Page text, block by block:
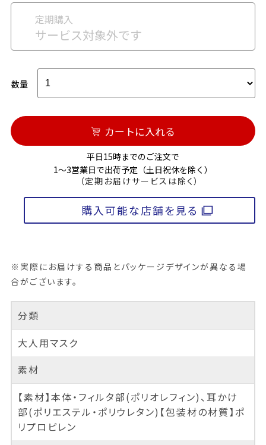
定期購入
サービス対象外です
数量
カートに入れる
平日15時までのご注文で
1～3営業日で出荷予定（土日祝休を除く）
（定期お届けサービスは除く）
購入可能な店舗を見る
※実際にお届けする商品とパッケージデザインが異なる場
合がございます。
分類
大人用マスク
素材
【素材】本体・フィルタ部(ポリオレフィン)、耳かけ
部(ポリエステル・ポリウレタン)【包装材の材質】ポ
リプロピレン